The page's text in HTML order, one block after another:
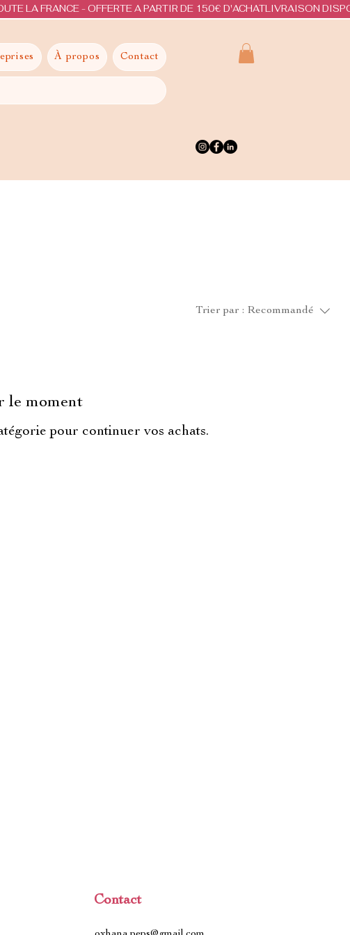
À propos Contact
Trier par : Recommandé
le moment
pour continuer vos achats.
Contact